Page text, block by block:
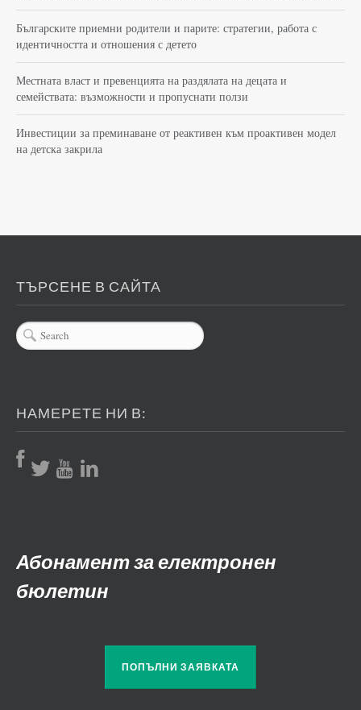
Българските приемни родители и парите: стратегии, работа с
идентичността и отношения с детето
Местната власт и превенцията на раздялата на децата и
семействата: възможности и пропуснати ползи
Инвестиции за преминаване от реактивен към проактивен модел
на детска закрила
ТЪРСЕНЕ В САЙТА
НАМЕРЕТЕ НИ В:
Абонамент за електронен
бюлетин
ПОПЪЛНИ ЗАЯВКАТА